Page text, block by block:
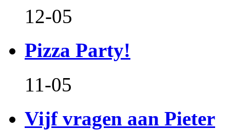
12-05
Pizza Party!
11-05
Vijf vragen aan Pieter